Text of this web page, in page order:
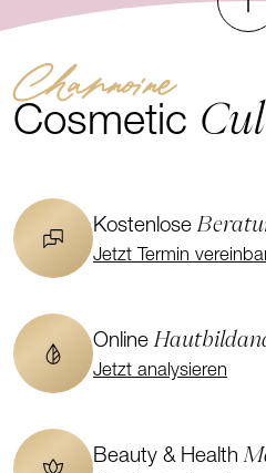
Channoine
Cosmetic
Kostenlose
Jetzt Termin
Online
Jetzt analysieren
Beauty & Health